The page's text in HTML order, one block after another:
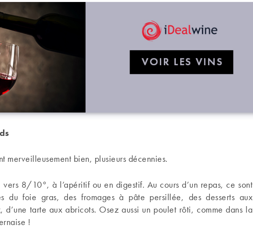
merveilleusement bien, plusieurs décennies.
8/10°, à l’apéritif ou en digestif. Au cours d’un repas, ce sont
du foie gras, des fromages à pâte persillée, des desserts aux
d’une tarte aux abricots. Osez aussi un poulet rôti, comme dans la
!